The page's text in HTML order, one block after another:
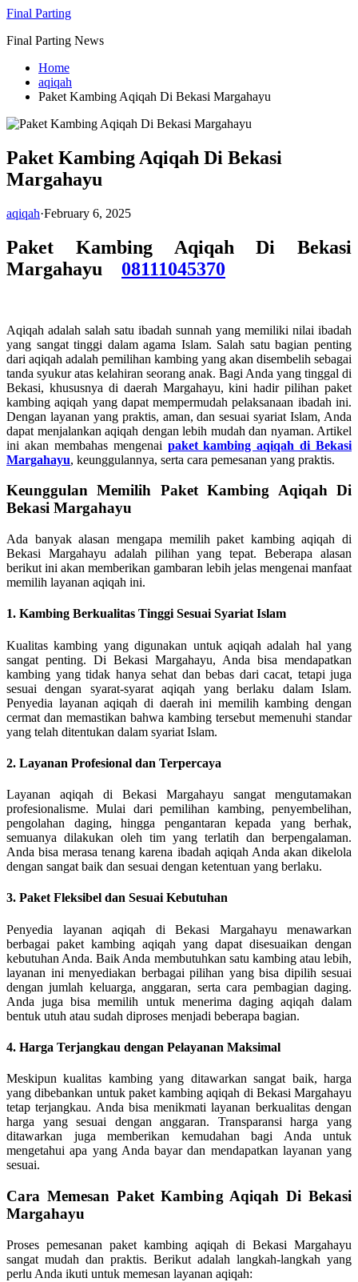
Skip
content
Final Parting
Final Parting News
Home
aqiqah
Paket Kambing Aqiqah Di Bekasi Margahayu
Paket Kambing Aqiqah Di Bekasi
Margahayu
aqiqah·February 6, 2025
Paket Kambing Aqiqah Di Bekasi
Margahayu 08111045370
Aqiqah adalah salah satu ibadah sunnah yang memiliki nilai ibadah
yang sangat tinggi dalam agama Islam. Salah satu bagian penting
dari aqiqah adalah pemilihan kambing yang akan disembelih sebagai
tanda syukur atas kelahiran seorang anak. Bagi Anda yang tinggal di
Bekasi, khususnya di daerah Margahayu, kini hadir pilihan paket
kambing aqiqah yang dapat mempermudah pelaksanaan ibadah ini.
Dengan layanan yang praktis, aman, dan sesuai syariat Islam, Anda
dapat menjalankan aqiqah dengan lebih mudah dan nyaman. Artikel
ini akan membahas mengenai paket kambing aqiqah di Bekasi
Margahayu, keunggulannya, serta cara pemesanan yang praktis.
Keunggulan Memilih Paket Kambing Aqiqah Di
Bekasi Margahayu
Ada banyak alasan mengapa memilih paket kambing aqiqah di
Bekasi Margahayu adalah pilihan yang tepat. Beberapa alasan
berikut ini akan memberikan gambaran lebih jelas mengenai manfaat
memilih layanan aqiqah ini.
1. Kambing Berkualitas Tinggi Sesuai Syariat Islam
Kualitas kambing yang digunakan untuk aqiqah adalah hal yang
sangat penting. Di Bekasi Margahayu, Anda bisa mendapatkan
kambing yang tidak hanya sehat dan bebas dari cacat, tetapi juga
sesuai dengan syarat-syarat aqiqah yang berlaku dalam Islam.
Penyedia layanan aqiqah di daerah ini memilih kambing dengan
cermat dan memastikan bahwa kambing tersebut memenuhi standar
yang telah ditentukan dalam syariat Islam.
2. Layanan Profesional dan Terpercaya
Layanan aqiqah di Bekasi Margahayu sangat mengutamakan
profesionalisme. Mulai dari pemilihan kambing, penyembelihan,
pengolahan daging, hingga pengantaran kepada yang berhak,
semuanya dilakukan oleh tim yang terlatih dan berpengalaman.
Anda bisa merasa tenang karena ibadah aqiqah Anda akan dikelola
dengan sangat baik dan sesuai dengan ketentuan yang berlaku.
3. Paket Fleksibel dan Sesuai Kebutuhan
Penyedia layanan aqiqah di Bekasi Margahayu menawarkan
berbagai paket kambing aqiqah yang dapat disesuaikan dengan
kebutuhan Anda. Baik Anda membutuhkan satu kambing atau lebih,
layanan ini menyediakan berbagai pilihan yang bisa dipilih sesuai
dengan jumlah keluarga, anggaran, serta cara pembagian daging.
Anda juga bisa memilih untuk menerima daging aqiqah dalam
bentuk utuh atau sudah diproses menjadi beberapa bagian.
4. Harga Terjangkau dengan Pelayanan Maksimal
Meskipun kualitas kambing yang ditawarkan sangat baik, harga
yang dibebankan untuk paket kambing aqiqah di Bekasi Margahayu
tetap terjangkau. Anda bisa menikmati layanan berkualitas dengan
harga yang sesuai dengan anggaran. Transparansi harga yang
ditawarkan juga memberikan kemudahan bagi Anda untuk
mengetahui apa yang Anda bayar dan mendapatkan layanan yang
sesuai.
Cara Memesan Paket Kambing Aqiqah Di Bekasi
Margahayu
Proses pemesanan paket kambing aqiqah di Bekasi Margahayu
sangat mudah dan praktis. Berikut adalah langkah-langkah yang
perlu Anda ikuti untuk memesan layanan aqiqah: